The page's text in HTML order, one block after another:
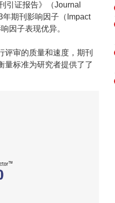
引证报告》（Journal
期刊影响因子（Impact
因子表现优异。
评审的质量和速度，期刊
量标准为研究者提供了了